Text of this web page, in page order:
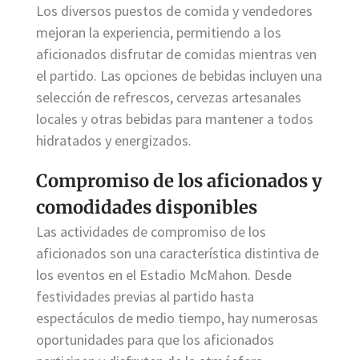
Los diversos puestos de comida y vendedores
mejoran la experiencia, permitiendo a los
aficionados disfrutar de comidas mientras ven
el partido. Las opciones de bebidas incluyen una
selección de refrescos, cervezas artesanales
locales y otras bebidas para mantener a todos
hidratados y energizados.
Compromiso de los aficionados y
comodidades disponibles
Las actividades de compromiso de los
aficionados son una característica distintiva de
los eventos en el Estadio McMahon. Desde
festividades previas al partido hasta
espectáculos de medio tiempo, hay numerosas
oportunidades para que los aficionados